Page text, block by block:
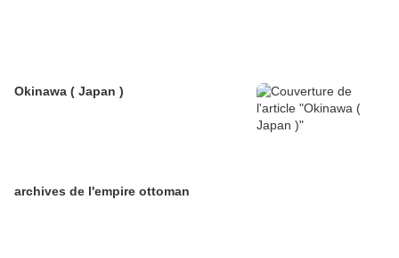
Okinawa ( Japan )
archives de l'empire ottoman